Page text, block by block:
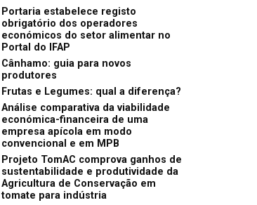
Portaria estabelece registo
obrigatório dos operadores
económicos do setor alimentar no
Portal do IFAP
Cânhamo: guia para novos
produtores
Frutas e Legumes: qual a diferença?
Análise comparativa da viabilidade
económica-financeira de uma
empresa apícola em modo
convencional e em MPB
Projeto TomAC comprova ganhos de
sustentabilidade e produtividade da
Agricultura de Conservação em
tomate para indústria